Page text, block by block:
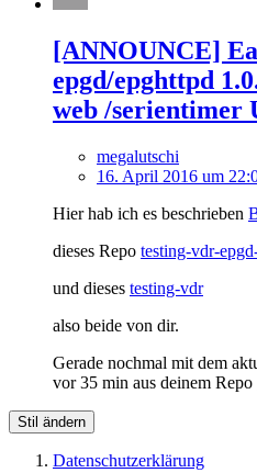
[ANNOUNCE]
epgd/epghttpd
web /serientimer
megalutschi
16. April 2016 um
Hier hab ich es beschrieben
dieses Repo testing-vdr-
und dieses testing-vdr
also beide von dir.
Gerade nochmal mit dem
vor 35 min aus deinem
Stil ändern
Datenschutzerklärung